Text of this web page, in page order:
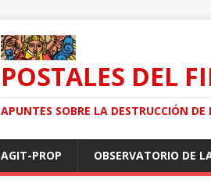
POSTALES DEL
APUNTES SOBRE LA DESTRUCCIÓN
AGIT-PROP OBSERVATORIO DE